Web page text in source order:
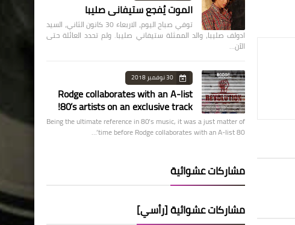
الموت يُفجع ستيفاني صليبا
توفي صباح اليوم، الاربعاء 30 كانون الثاني، السيد
ادولف صليبا، والد الممثلة ستيفاني صليبا. ولم تحدد العائلة حتى
الآن…
30 نوفمبر 2018
Rodge collaborates with an A-list
80’s artists on an exclusive track!
Being the ultimate reference in 80’s music, it was a just matter of
time before Rodge collaborates with an A-list 80’…
مشاركات عشوائية
مشاركات عشوائية [رأسي]